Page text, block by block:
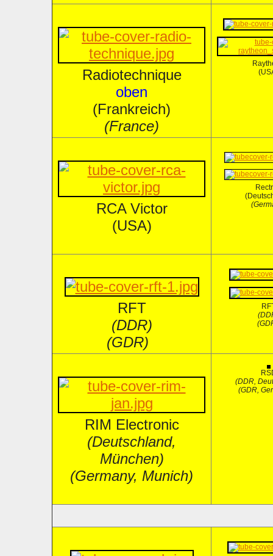
Radiotechnique
oben
(Frankreich)
(France)
RCA Victor
(USA)
RFT
(DDR)
(GDR)
RIM Electronic
(Deutschland,
München)
(Germany, Munich)
(DDR,
(GDR,